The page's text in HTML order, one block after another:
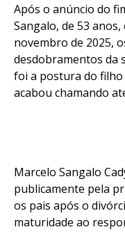
Após o anúncio do
Sangalo, de 53 anos,
novembro de 2025,
desdobramentos da
foi a postura do filho
acabou chamando
Marcelo Sangalo
publicamente pela
os pais após o
maturidade ao